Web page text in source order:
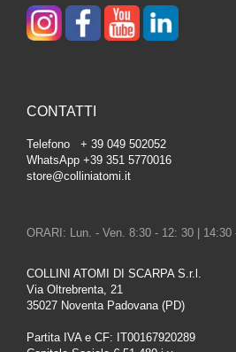
CONTATTI
Telefono + 39 049 502052
WhatsApp +39 351 5770016
store@colliniatomi.it
ORARI: Lun. - Ven. 8:30 - 12: 30 | 14:30
COLLINI ATOMI DI SCARPA S.r.l.
Via Oltrebrenta, 21
35027 Noventa Padovana (PD)
Partita IVA e CF: IT00167920289